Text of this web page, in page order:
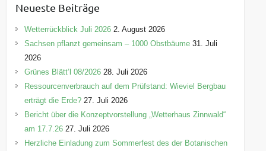
g
o
r
e
n
Neueste Beiträge
Wetterrückblick Juli 2026 2. August 2026
Sachsen pflanzt gemeinsam – 1000 Obstbäume 31. Juli
2026
Grünes Blätt’l 08/2026 28. Juli 2026
Ressourcenverbrauch auf dem Prüfstand: Wieviel Bergbau
erträgt die Erde? 27. Juli 2026
Bericht über die Konzeptvorstellung „Wetterhaus Zinnwald“
am 17.7.26 27. Juli 2026
Herzliche Einladung zum Sommerfest des der Botanischen